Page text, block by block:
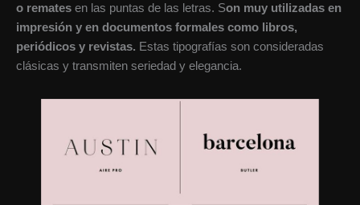
o remates en las puntas de las letras. Son muy utilizadas en
impresión y en documentos formales como libros,
periódicos y revistas. Estas tipografías son consideradas
clásicas y transmiten seriedad y elegancia.